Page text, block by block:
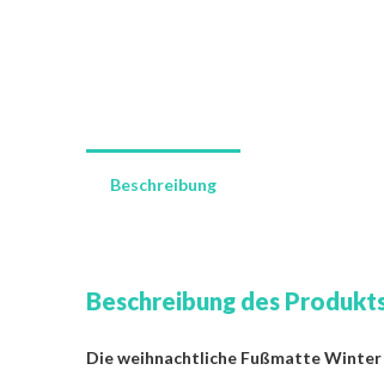
Beschreibung
Beschreibung des
Die weihnachtliche Fußmatte Winter